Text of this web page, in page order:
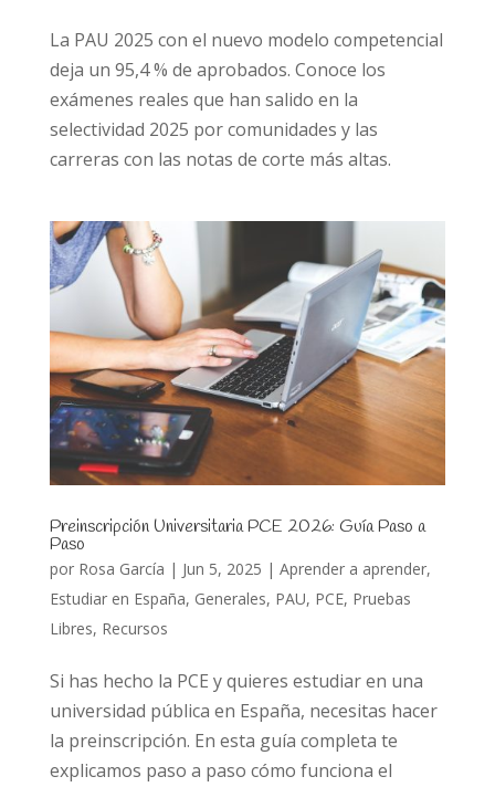
La PAU 2025 con el nuevo modelo competencial
deja un 95,4 % de aprobados. Conoce los
exámenes reales que han salido en la
selectividad 2025 por comunidades y las
carreras con las notas de corte más altas.
Preinscripción Universitaria PCE 2026: Guía Paso a
Paso
por Rosa García | Jun 5, 2025 | Aprender a aprender,
Estudiar en España, Generales, PAU, PCE, Pruebas
Libres, Recursos
Si has hecho la PCE y quieres estudiar en una
universidad pública en España, necesitas hacer
la preinscripción. En esta guía completa te
explicamos paso a paso cómo funciona el